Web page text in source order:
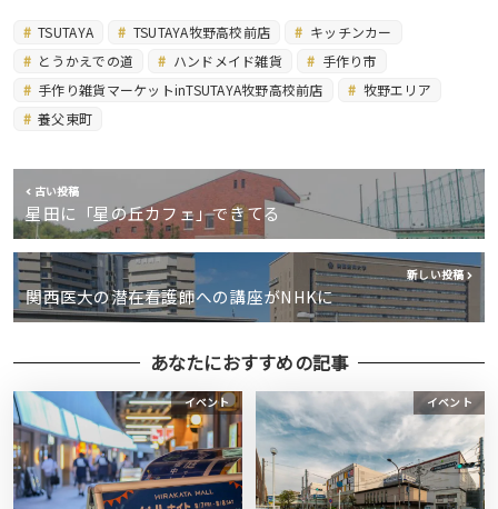
TSUTAYA TSUTAYA牧野高校前店
キッチンカー
とうかえでの道
ハンドメイド雑貨
手作り市
手作り雑貨マーケットinTSUTAYA牧野高校前店
牧野エリア
養父東町
古い投稿
星田に「星の丘カフェ」できてる
新しい投稿
関西医大の潜在看護師への講座がNHKに
あなたにおすすめの記事
イベント イベント